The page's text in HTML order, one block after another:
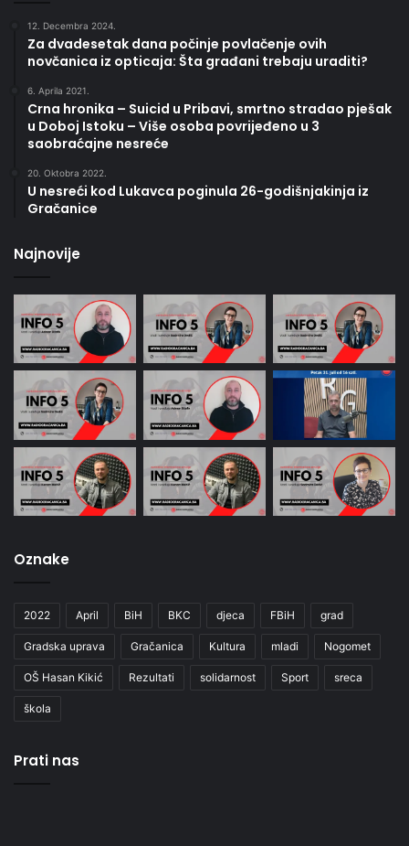
12. Decembra 2024.
Za dvadesetak dana počinje povlačenje ovih
novčanica iz opticaja: Šta građani trebaju uraditi?
6. Aprila 2021.
Crna hronika – Suicid u Pribavi, smrtno stradao pješak
u Doboj Istoku – Više osoba povrijeđeno u 3
saobraćajne nesreće
20. Oktobra 2022.
U nesreći kod Lukavca poginula 26-godišnjakinja iz
Gračanice
Najnovije
Oznake
2022 April BiH BKC djeca FBiH grad
Gradska uprava Gračanica Kultura mladi Nogomet
OŠ Hasan Kikić Rezultati solidarnost Sport sreca
škola
Prati nas